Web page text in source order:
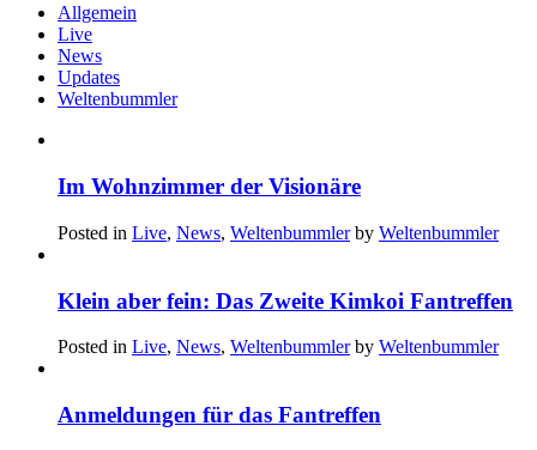
Allgemein
Live
News
Updates
Weltenbummler
Im Wohnzimmer der Visionäre
Posted in Live, News, Weltenbummlerby Weltenbummler
Klein aber fein: Das Zweite Kimkoi Fantreffen
Posted in Live, News, Weltenbummlerby Weltenbummler
Anmeldungen für das Fantreffen